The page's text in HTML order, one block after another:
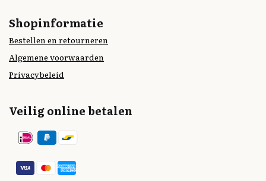
Shopinformatie
Bestellen en retourneren
Algemene voorwaarden
Privacybeleid
Veilig online betalen